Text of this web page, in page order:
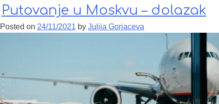
Putovanje u Moskvu – dolazak
Posted on 24/11/2021 by Julija Gorjaceva